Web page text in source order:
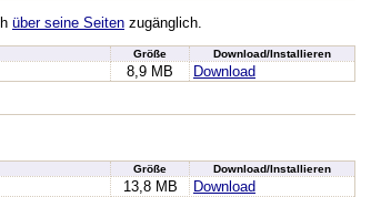
über seine Seiten zugänglich.
Größe Download/Installieren
8,9 MB Download
Größe Download/Installieren
13,8 MB
Download